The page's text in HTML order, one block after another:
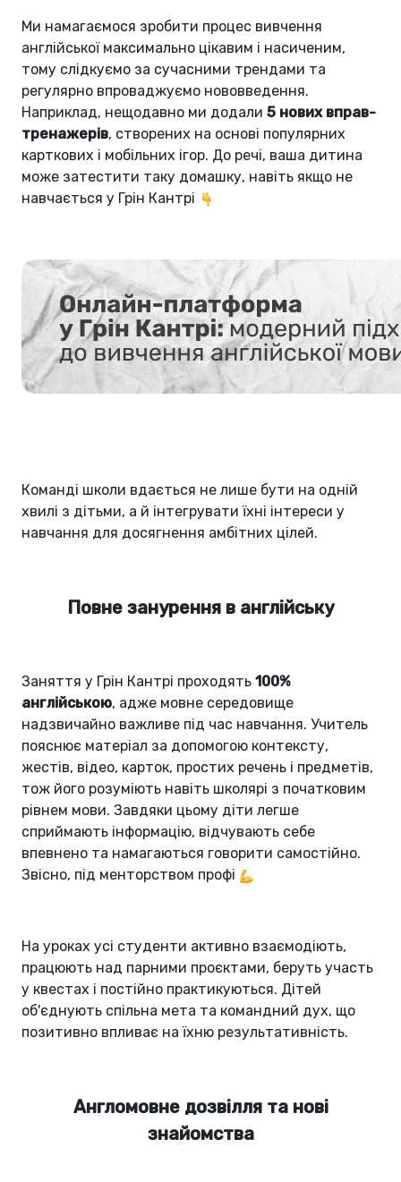
Ми намагаємося зробити процес вивчення
англійської максимально цікавим і насиченим,
тому слідкуємо за сучасними трендами та
регулярно впроваджуємо нововведення.
Наприклад, нещодавно ми додали 5 нових вправ-
тренажерів, створених на основі популярних
карткових і мобільних ігор. До речі, ваша дитина
може затестити таку домашку, навіть якщо не
навчається у Грін Кантрі
Команді школи вдається не лише бути на одній
хвилі з дітьми, а й інтегрувати їхні інтереси у
навчання для досягнення амбітних цілей.
Повне занурення в англійську
Заняття у Грін Кантрі проходять 100%
англійською, адже мовне середовище
надзвичайно важливе під час навчання. Учитель
пояснює матеріал за допомогою контексту,
жестів, відео, карток, простих речень і предметів,
тож його розуміють навіть школярі з початковим
рівнем мови. Завдяки цьому діти легше
сприймають інформацію, відчувають себе
впевнено та намагаються говорити самостійно.
Звісно, під менторством профі
На уроках усі студенти активно взаємодіють,
працюють над парними проєктами, беруть участь
у квестах і постійно практикуються. Дітей
об'єднують спільна мета та командний дух, що
позитивно впливає на їхню результативність.
Англомовне дозвілля та нові
знайомства